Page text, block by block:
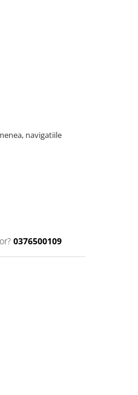
navigatiile
0376500109